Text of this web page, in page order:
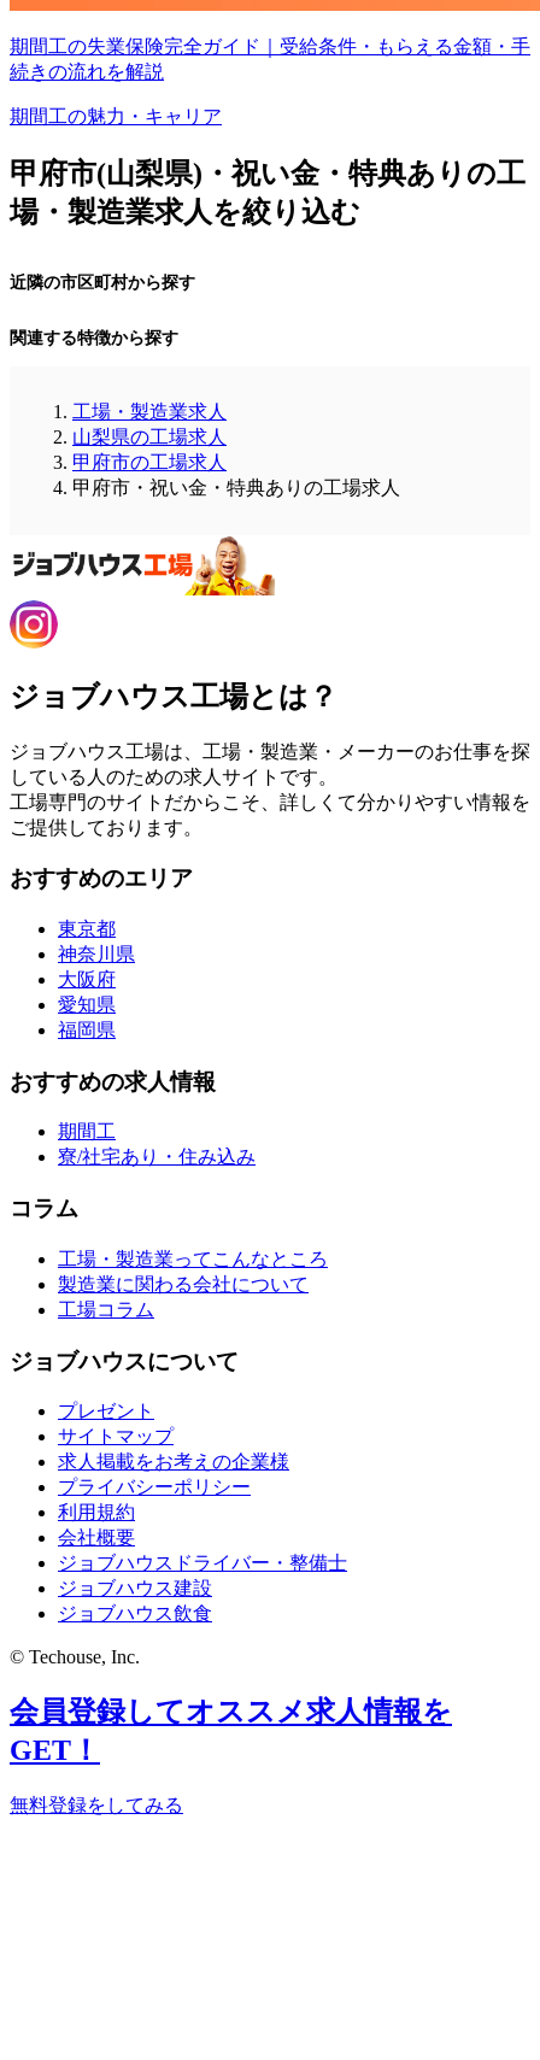
期間工の失業保険完全ガイド｜受給条件・もらえる金額・手
続きの流れを解説
期間工の魅力・キャリア
甲府市(山梨県)・祝い金・特典ありの工
場・製造業求人を絞り込む
近隣の市区町村から探す
関連する特徴から探す
工場・製造業求人
山梨県の工場求人
甲府市の工場求人
甲府市・祝い金・特典ありの工場求人
ジョブハウス工場とは？
ジョブハウス工場は、工場・製造業・メーカーのお仕事を探
している人のための求人サイトです。
工場専門のサイトだからこそ、詳しくて分かりやすい情報を
ご提供しております。
おすすめのエリア
東京都
神奈川県
大阪府
愛知県
福岡県
おすすめの求人情報
期間工
寮/社宅あり・住み込み
コラム
工場・製造業ってこんなところ
製造業に関わる会社について
工場コラム
ジョブハウスについて
プレゼント
サイトマップ
求人掲載をお考えの企業様
プライバシーポリシー
利用規約
会社概要
ジョブハウスドライバー・整備士
ジョブハウス建設
ジョブハウス飲食
© Techouse, Inc.
会員登録してオススメ求人情報を
GET！
無料登録をしてみる